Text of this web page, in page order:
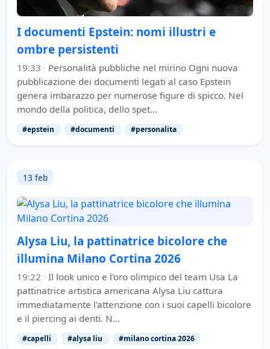
I documenti Epstein: nomi illustri e
ombre persistenti
19:33 · Personalità pubbliche nel mirino Ogni nuova
pubblicazione dei documenti legati al caso Epstein
genera imbarazzo per numerose figure di spicco. Nel
mondo della politica, dello spet…
#epstein #documenti #personalita
13 feb
Alysa Liu, la pattinatrice bicolore che
illumina Milano Cortina 2026
19:22 · Il look unico e l'oro olimpico del team Usa La
pattinatrice artistica americana Alysa Liu cattura
immediatamente l'attenzione con i suoi capelli bicolore
e il piercing ai denti. N…
#capelli #alysa liu #milano cortina 2026